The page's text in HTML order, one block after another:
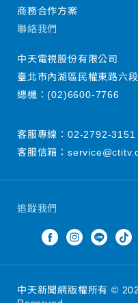
追蹤我們
商務合作方案
聯絡我們
中天電視股份有限公司
臺北市內湖區民權東路六
總機：(02)6600-7766
客服專線： 02-2792-3151
客服信箱：
中天新聞網版權所有 ©